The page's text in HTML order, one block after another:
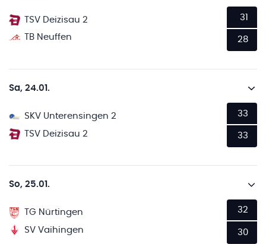
TSV Deizisau 2
TB Neuffen
31
28
Sa, 24.01.
SKV Unterensingen 2
TSV Deizisau 2
33
33
So, 25.01.
TG Nürtingen
SV Vaihingen
32
30